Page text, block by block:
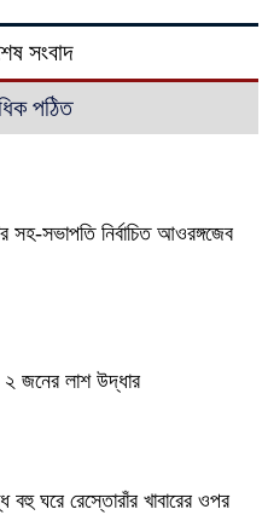
সংবাদ
পঠিত
সহ-সভাপতি নির্বাচিত আওরঙ্গজেব
জনের লাশ উদ্ধার
বহু ঘরে রেস্তোরাঁর খাবারের ওপর